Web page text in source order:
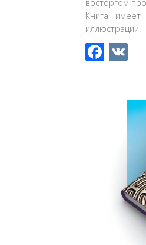
восторгом
Книга
иллюстрации.